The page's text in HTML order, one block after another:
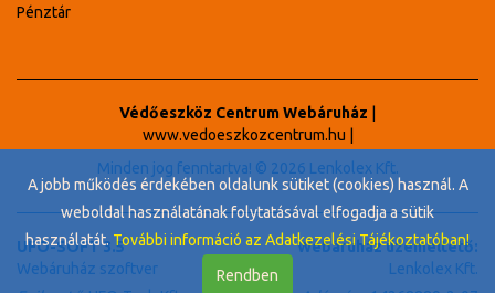
Pénztár
Védőeszköz Centrum Webáruház
www.vedoeszkozcentrum.hu
Minden jog fenntartva! © 2026 Lenkolex Kft.
UFO-SOFT 3.5
Webáruház szoftver
Webáruház üzemeltető:
Lenkolex Kft.
A jobb működés érdekében oldalunk sütiket (cookies) használ. A
weboldal használatának folytatásával elfogadja a sütik
használatát.További információ az Adatkezelési Tájékoztatóban!
Rendben